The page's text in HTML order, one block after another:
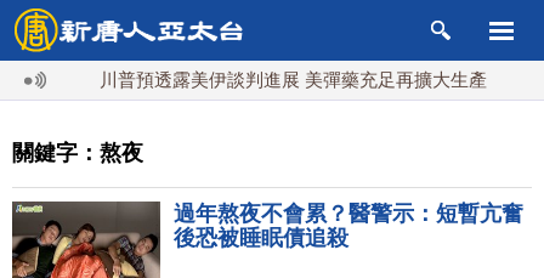
川普預透露美伊談判進展 美彈藥充足再擴大生產
關鍵字：熬夜
過年熬夜不會累？醫警示：短暫亢奮
後恐被睡眠債追殺